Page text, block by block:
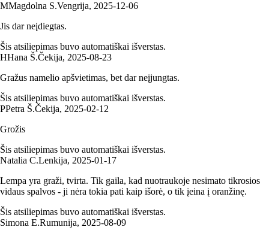
MMagdolna S.Vengrija, 2025‑12‑06
Jis dar neįdiegtas.
Šis atsiliepimas buvo automatiškai išverstas.
HHana Š.Čekija, 2025‑08‑23
Gražus namelio apšvietimas, bet dar neįjungtas.
Šis atsiliepimas buvo automatiškai išverstas.
PPetra Š.Čekija, 2025‑02‑12
Grožis
Šis atsiliepimas buvo automatiškai išverstas.
Natalia C.Lenkija, 2025‑01‑17
Lempa yra graži, tvirta. Tik gaila, kad nuotraukoje nesimato tikrosios
vidaus spalvos - ji nėra tokia pati kaip išorė, o tik įeina į oranžinę.
Šis atsiliepimas buvo automatiškai išverstas.
Simona E.Rumunija, 2025‑08‑09